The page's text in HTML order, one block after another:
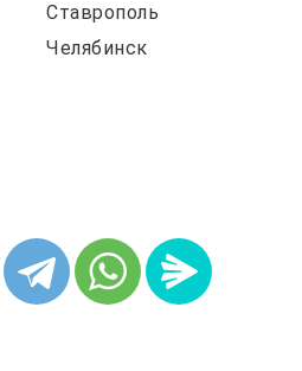
Ставрополь
Челябинск